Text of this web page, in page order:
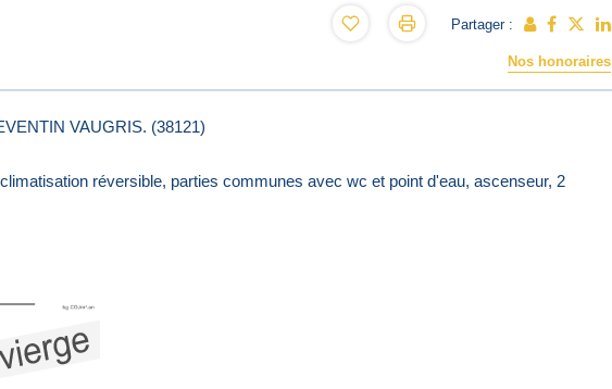
Partager :
Nos honoraires
VAUGRIS. (38121)
réversible, parties communes avec wc et point d'eau, ascenseur, 2